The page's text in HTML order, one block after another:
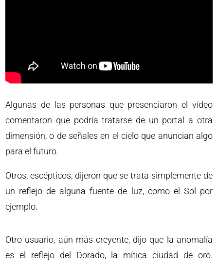
Algunas de las personas que presenciaron el vídeo
comentaron que podría tratarse de un portal a otra
dimensión, o de señales en el cielo que anuncian algo
para el futuro.
Otros, escépticos, dijeron que se trata simplemente de
un reflejo de alguna fuente de luz, como el Sol por
ejemplo.
Otro usuario, aún más creyente, dijo que la anomalía
es el reflejo del Dorado, la mítica ciudad de oro.